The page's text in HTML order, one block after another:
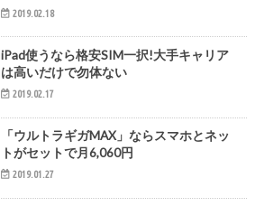
2019.02.18
iPad使うなら格安SIM一択!大手キャリア
は高いだけで勿体ない
2019.02.17
「ウルトラギガMAX」ならスマホとネッ
トがセットで月6,060円
2019.01.27